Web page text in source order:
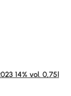
14% vol. 0,75l